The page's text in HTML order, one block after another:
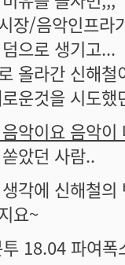
장/음악인프라
으로 생기고...
올라간 신해
운것을 시도했
악이요 음악이
았던 사람..
각에 신해철
요~
18.04 파여